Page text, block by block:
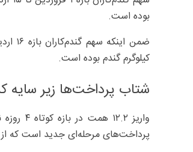
بوده است.
کیلوگرم گندم بوده است.
شتاب پرداخت‌ها زیر سایه
پرداخت‌های مرحله‌ای جدید است که